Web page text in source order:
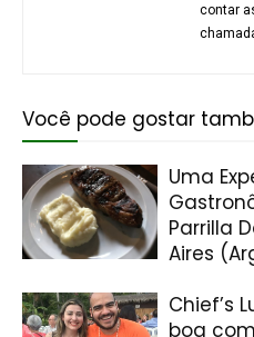
contar
Você pode gostar
Uma
Parrilla
Aires
Chief’s
boa